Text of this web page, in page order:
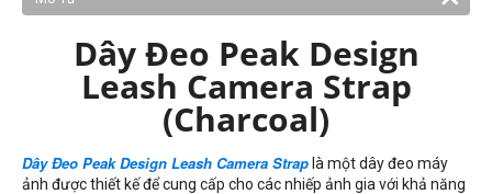
Dây Đeo Peak Design
Leash Camera Strap
(Charcoal)
Dây Đeo Peak Design Leash Camera Strap là một dây đeo máy
ảnh được thiết kế để cung cấp cho các nhiếp ảnh gia với khả năng